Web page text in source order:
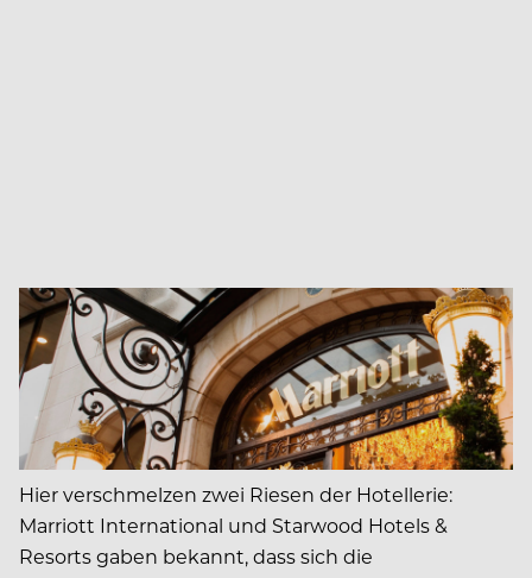
Hier verschmelzen zwei Riesen der Hotellerie:
Marriott International und Starwood Hotels &
Resorts gaben bekannt, dass sich die